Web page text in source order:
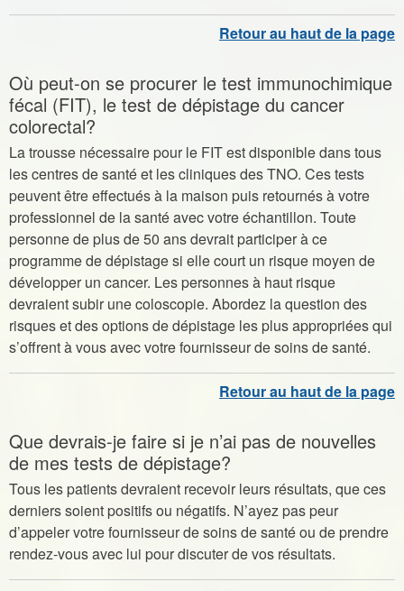
Où peut-on se procurer le test immunochimique
fécal (FIT), le test de dépistage du cancer
colorectal?
La trousse nécessaire pour le FIT est disponible dans tous
les centres de santé et les cliniques des TNO. Ces tests
peuvent être effectués à la maison puis retournés à votre
professionnel de la santé avec votre échantillon. Toute
personne de plus de 50 ans devrait participer à ce
programme de dépistage si elle court un risque moyen de
développer un cancer. Les personnes à haut risque
devraient subir une coloscopie. Abordez la question des
risques et des options de dépistage les plus appropriées qui
s’offrent à vous avec votre fournisseur de soins de santé.
Que devrais-je faire si je n’ai pas de nouvelles
de mes tests de dépistage?
Tous les patients devraient recevoir leurs résultats, que ces
derniers soient positifs ou négatifs. N’ayez pas peur
d’appeler votre fournisseur de soins de santé ou de prendre
rendez-vous avec lui pour discuter de vos résultats.